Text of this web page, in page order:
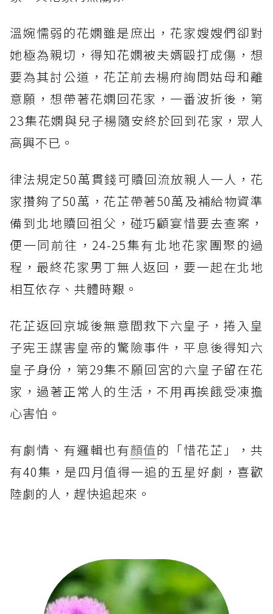
溫婉懦弱的花嫻雖是庶出，花家嫂嫂們卻對
她極為親切，得知花嫻被夫婿毆打成傷，想
要為其討公道，花芷前去楊府詢問姑母和離
意願，想帶著花嫻回花家，一番波折後，第
23集花嫻與兒子楊隨安終於回到花家，眾人
高興不已。
律法規定50萬貫錢可贖回流放親人一人，花
家攢夠了50萬，花芷帶著50萬及補給物資準
備到北地贖回祖父，碰巧顧宴惜要去查案，
便一同前往，24-25集有北地花家團聚的過
程，最終花家男丁無人返回，要一起在北地
相互依存、共體時艱。
花芷返回京城後無意間救下六皇子，捲入皇
子宪王謀害皇帝的驚險事件，平息後得知六
皇子身份，第29集不願回宮的六皇子留在花
家，過著正常人的生活，不用再挨餓受凍擔
心害怕。
有劇情、有邏輯也有顏值的「惜花芷」，共
有40集，是四月值得一追的五星好劇，喜歡
陸劇的人，趕快追起來。